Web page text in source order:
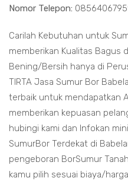
Nomor Telepon:
Carilah Kebutuhan untuk
memberikan Kualitas Bagus
Bening/Bersih hanya di
TIRTA Jasa Sumur Bor
terbaik untuk mendapatkan
memberikan kepuasan
hubingi kami dan Infokan
SumurBor Terdekat di
pengeboran BorSumur
kamu pilih sesuai biaya/